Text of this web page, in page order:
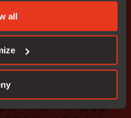
all
적 분석 도구와 함께 고품
는 기능 안전 인증을 받은
이 포함됩니다.
어의 품질과 보안을 개선하
데 도움이 되는 강력한 기
정의된 언어 하위 집합을